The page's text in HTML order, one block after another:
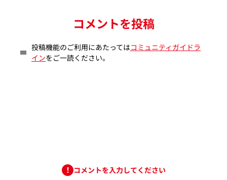
コメントを投稿
投稿機能のご利用にあたってはコミュニティガイドラ
インをご一読ください。
コメントを入力してください